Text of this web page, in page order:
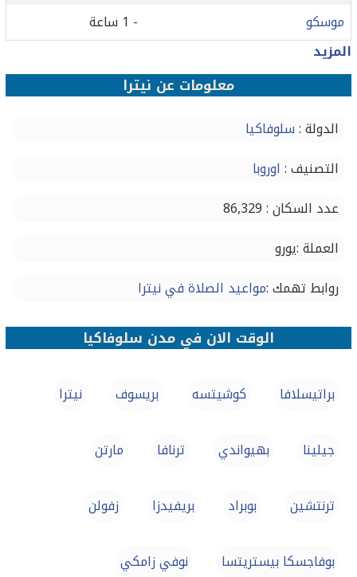
موسكو
- 1 ساعة
المزيد
معلومات عن نيترا
الدولة :سلوفاكيا
التصنيف : اوروبا
عدد السكان : 86,329
العملة :يورو
روابط تهمك :مواعيد الصلاة في نيترا
الوقت الان في مدن سلوفاكيا
براتيسلافا كوشيتسه بريسوف نيترا
جيلينا بهيواندي ترنافا مارتن
ترنتشين بوبراد بريفيدزا زفولن
بوفاجسكا بيستريتسا نوفي زامكي